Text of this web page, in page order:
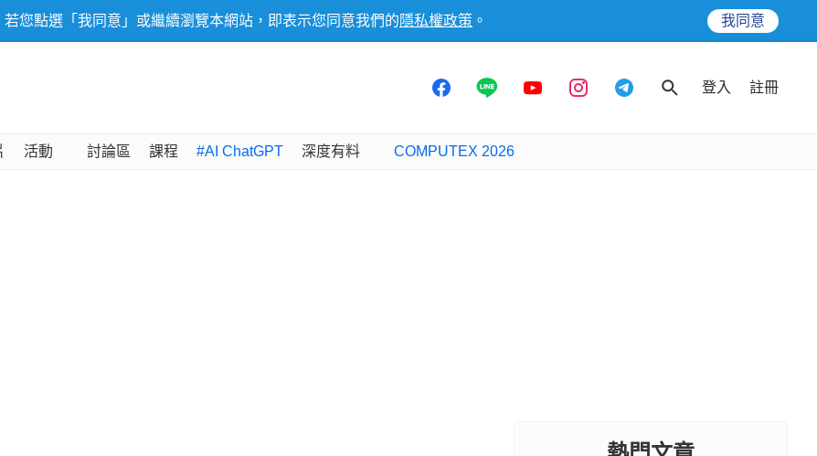
您點選「我同意」或繼續瀏覽本網站，即表示您同意我們的 隱私權政策 。 我同意
登入 註冊
活動 討論區 課程 #AI ChatGPT 深度有料 COMPUTEX 2026